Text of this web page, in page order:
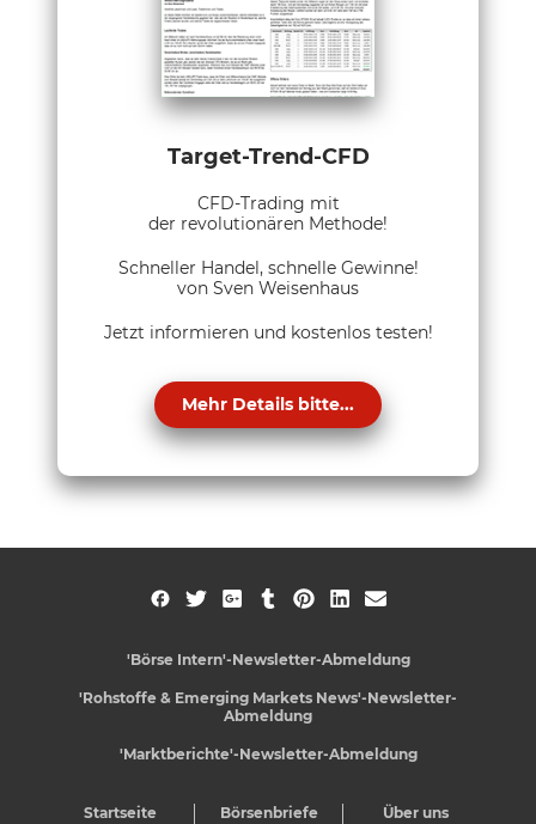
Target-Trend-CFD
CFD-Trading mit
der revolutionären Methode!
Schneller Handel, schnelle Gewinne!
von Sven Weisenhaus
Jetzt informieren und kostenlos testen!
Mehr Details bitte...
'Börse Intern'-Newsletter-Abmeldung
'Rohstoffe & Emerging Markets News'-Newsletter-
Abmeldung
'Marktberichte'-Newsletter-Abmeldung
Startseite Börsenbriefe
Über uns